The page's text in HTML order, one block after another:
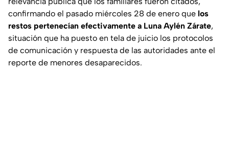
confirmando el pasado miércoles 28 de enero que los
restos pertenecían efectivamente a Luna Aylén Zárate,
situación que ha puesto en tela de juicio los protocolos
de comunicación y respuesta de las autoridades ante el
reporte de menores desaparecidos.